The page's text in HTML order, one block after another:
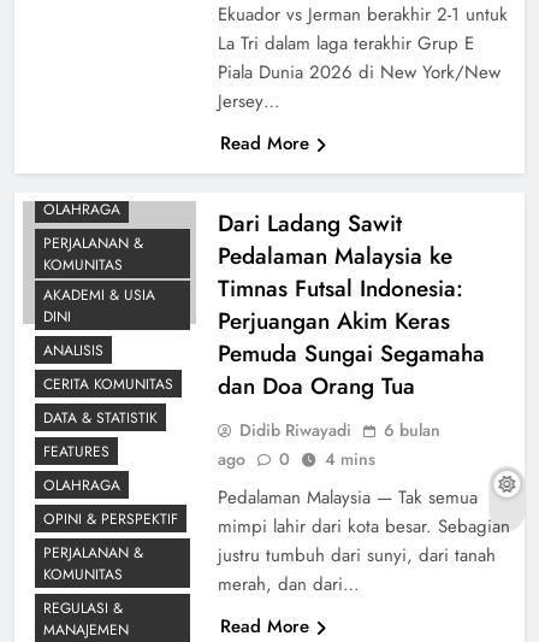
Ekuador vs Jerman berakhir 2-1 untuk
La Tri dalam laga terakhir Grup E
Piala Dunia 2026 di New York/New
Jersey…
Read More
FUTSAL
OLAHRAGA
PERJALANAN &
KOMUNITAS
PROFIL
Dari Ladang Sawit
Pedalaman Malaysia ke
Timnas Futsal Indonesia:
Perjuangan Akim Keras
Pemuda Sungai Segamaha
dan Doa Orang Tua
Didib Riwayadi
6 bulan
ago
0 4 mins
Pedalaman Malaysia — Tak semua
mimpi lahir dari kota besar. Sebagian
justru tumbuh dari sunyi, dari tanah
merah, dan dari…
Read More
AKADEMI & USIA
DINI
ANALISIS
CERITA KOMUNITAS
DATA & STATISTIK
FEATURES
OLAHRAGA
OPINI & PERSPEKTIF
PERJALANAN &
KOMUNITAS
REGULASI &
MANAJEMEN